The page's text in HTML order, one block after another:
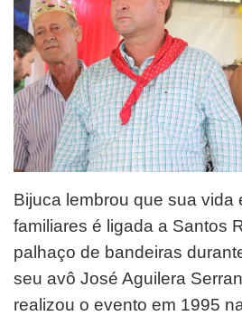
Bijuca lembrou que sua vida
familiares é ligada a Santos
palhaço de bandeiras
seu avô José Aguilera
realizou o evento em 1995